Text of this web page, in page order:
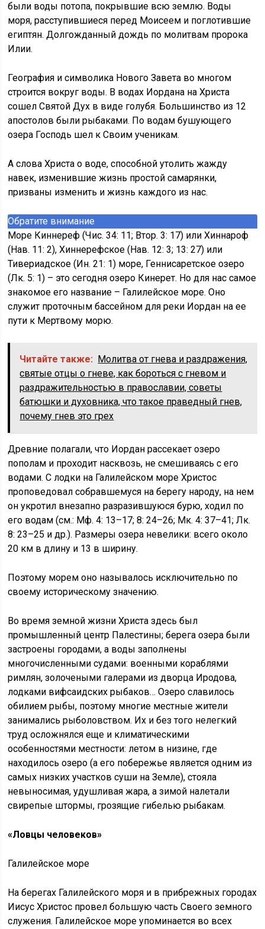
были воды потопа, покрывшие всю землю. Воды
моря, расступившиеся перед Моисеем и поглотившие
египтян. Долгожданный дождь по молитвам пророка
Илии.
География и символика Нового Завета во многом
строится вокруг воды. В водах Иордана на Христа
сошел Святой Дух в виде голубя. Большинство из 12
апостолов были рыбаками. По водам бушующего
озера Господь шел к Своим ученикам.
А слова Христа о воде, способной утолить жажду
навек, изменившие жизнь простой самарянки,
призваны изменить и жизнь каждого из нас.
Обратите внимание
Море Киннереф (Чис. 34: 11; Втор. 3: 17) или Хиннароф
(Нав. 11: 2), Хиннерефское (Нав. 12: 3; 13: 27) или
Тивериадское (Ин. 21: 1) море, Геннисаретское озеро
(Лк. 5: 1) – это сегодня озеро Кинерет. Но для нас самое
знакомое его название – Галилейское море. Оно
служит проточным бассейном для реки Иордан на ее
пути к Мертвому морю.
Читайте также: Молитва от гнева и раздражения,
святые отцы о гневе, как бороться с гневом и
раздражительностью в православии, советы
батюшки и духовника, что такое праведный гнев,
почему гнев это грех
Древние полагали, что Иордан рассекает озеро
пополам и проходит насквозь, не смешиваясь с его
водами. С лодки на Галилейском море Христос
проповедовал собравшемуся на берегу народу, на нем
он укротил внезапно разразившуюся бурю, ходил по
его водам (см.: Мф. 4: 13–17; 8: 24–26; Мк. 4: 37–41; Лк.
8: 23–25 и др.). Размеры озера невелики: всего около
20 км в длину и 13 в ширину.
Поэтому морем оно называлось исключительно по
своему историческому значению.
Во время земной жизни Христа здесь был
промышленный центр Палестины; берега озера были
застроены городами, а воды заполнены
многочисленными судами: военными кораблями
римлян, золочеными галерами из дворца Иродова,
лодками вифсаидских рыбаков… Озеро славилось
обилием рыбы, поэтому многие местные жители
занимались рыболовством. Их и без того нелегкий
труд осложнялся еще и климатическими
особенностями местности: летом в низине, где
находилось озеро (а его побережье является одним из
самых низких участков суши на Земле), стояла
невыносимая, удушливая жара, а зимой налетали
свирепые штормы, грозящие гибелью рыбакам.
«Ловцы человеков»
Галилейское море
На берегах Галилейского моря и в прибрежных городах
Иисус Христос провел большую часть Своего земного
служения. Галилейское море упоминается во всех